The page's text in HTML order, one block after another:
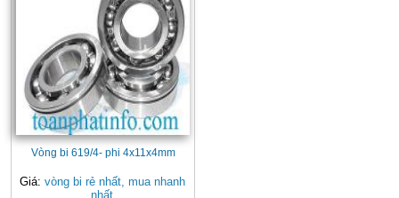
Vòng bi 619/4- phi 4x11x4mm
Giá: vòng bi rẻ nhất, mua nhanh
nhất